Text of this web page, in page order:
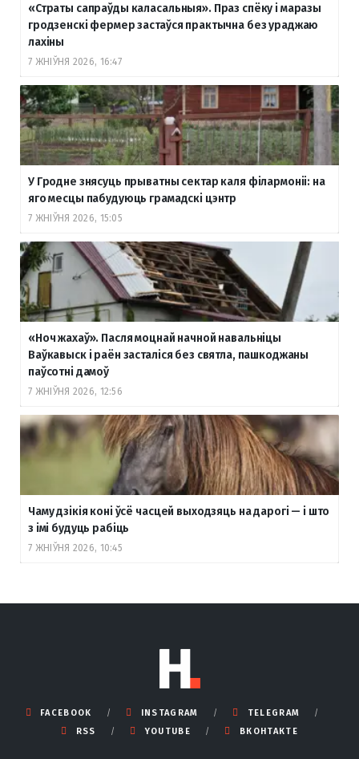
«Страты сапраўды каласальныя». Праз спёку і маразы
гродзенскі фермер застаўся практычна без ураджаю
лахіны
7 ЖНІЎНЯ 2026, 16:47
У Гродне знясуць прыватны сектар каля філармоніі: на
яго месцы пабудуюць грамадскі цэнтр
7 ЖНІЎНЯ 2026, 15:05
«Ноч жахаў». Пасля моцнай начной навальніцы
Ваўкавыск і раён засталіся без святла, пашкоджаны
паўсотні дамоў
7 ЖНІЎНЯ 2026, 12:56
Чаму дзікія коні ўсё часцей выходзяць на дарогі — і што
з імі будуць рабіць
7 ЖНІЎНЯ 2026, 10:45
FACEBOOK INSTAGRAM
TELEGRAM
RSS
YOUTUBE ВКОНТАКТЕ